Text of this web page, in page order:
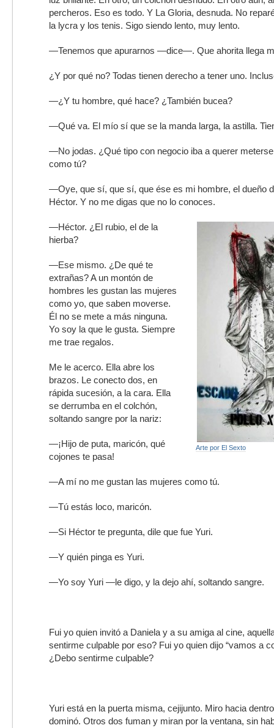
percheros. Eso es todo. Y La Gloria, desnuda. No
la lycra y los tenis. Sigo siendo lento, muy lento.
—Tenemos que apurarnos —dice—. Que ahorita llega
¿Y por qué no? Todas tienen derecho a tener uno.
—¿Y tu hombre, qué hace? ¿También bucea?
—Qué va. El mío sí que se la manda larga, la astilla.
—No jodas. ¿Qué tipo con negocio iba a querer
como tú?
—Oye, que sí, que sí, que ése es mi hombre, el dueño
Héctor. Y no me digas que no lo conoces.
Arte por El Sexto
—Héctor. ¿El rubio, el de la
hierba?
—Ese mismo. ¿De qué te
extrañas? A un montón de
hombres les gustan las mujeres
como yo, que saben moverse.
Él no se mete a más ninguna.
Yo soy la que le gusta. Siempre
me trae regalos.
Me le acerco. Ella abre los
brazos. Le conecto dos, en
rápida sucesión, a la cara. Ella
se derrumba en el colchón,
soltando sangre por la nariz:
—¡Hijo de puta, maricón, qué
cojones te pasa!
—A mí no me gustan las mujeres como tú.
—Tú estás loco, maricón.
—Si Héctor te pregunta, dile que fue Yuri.
—Y quién pinga es Yuri.
—Yo soy Yuri —le digo, y la dejo ahí, soltando sangre.
Fui yo quien invitó a Daniela y a su amiga al cine,
sentirme culpable por eso? Fui yo quien dijo “vamos a
¿Debo sentirme culpable?
Yuri está en la puerta misma, cejijunto. Miro hacia
dominó. Otros dos fuman y miran por la ventana, sin